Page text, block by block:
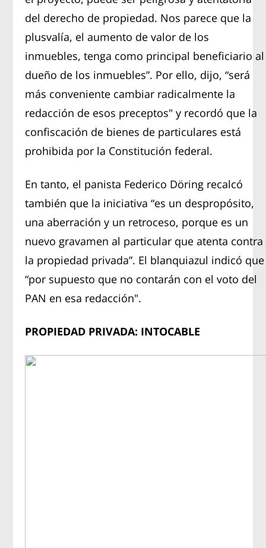
del derecho de propiedad. Nos parece que la
plusvalía, el aumento de valor de los
inmuebles, tenga como principal beneficiario al
dueño de los inmuebles”. Por ello, dijo, “será
más conveniente cambiar radicalmente la
redacción de esos preceptos" y recordó que la
confiscación de bienes de particulares está
prohibida por la Constitución federal.
En tanto, el panista Federico Döring recalcó
también que la iniciativa “es un despropósito,
una aberración y un retroceso, porque es un
nuevo gravamen al particular que atenta contra
la propiedad privada”. El blanquiazul indicó que
“por supuesto que no contarán con el voto del
PAN en esa redacción".
PROPIEDAD PRIVADA: INTOCABLE